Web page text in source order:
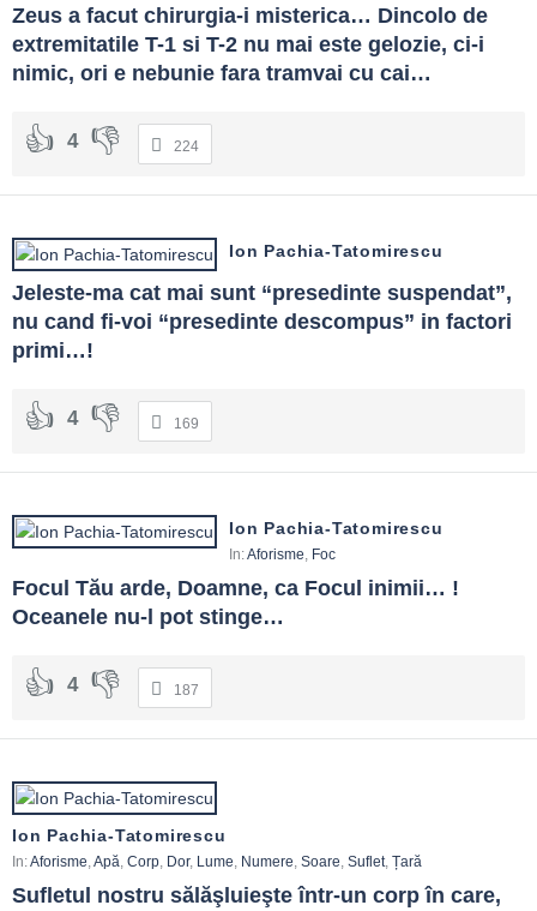
Zeus a facut chirurgia-i misterica… Dincolo de
extremitatile T-1 si T-2 nu mai este gelozie, ci-i
nimic, ori e nebunie fara tramvai cu cai…
4 224
Ion Pachia-Tatomirescu
Jeleste-ma cat mai sunt “presedinte suspendat”,
nu cand fi-voi “presedinte descompus” in factori
primi…!
4 169
Ion Pachia-Tatomirescu
In:Aforisme, Foc
Focul Tău arde, Doamne, ca Focul inimii… !
Oceanele nu-l pot stinge…
4 187
Ion Pachia-Tatomirescu
In:Aforisme,Apă, Corp, Dor, Lume, Numere, Soare, Suflet, Țară
Sufletul nostru sălăşluieşte într-un corp în care,